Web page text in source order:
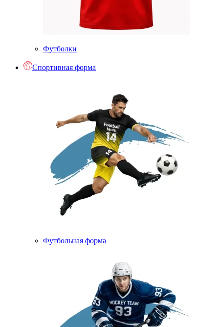
Футболки
Спортивная форма
Футбольная форма